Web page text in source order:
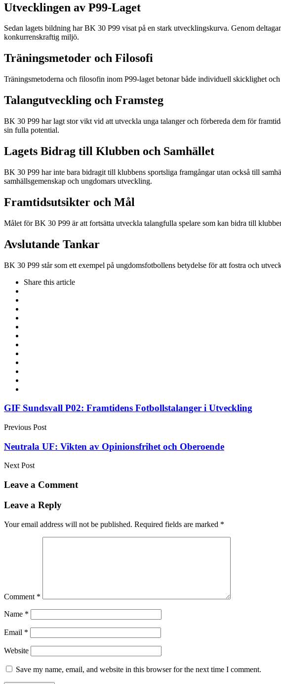
Utvecklingen av P99-Laget
Sedan lagets bildning har BK 30 P99 visat på en stark utvecklingskurva. Genom
konkurrenskraftig miljö.
Träningsmetoder och Filosofi
Träningsmetoderna och filosofin inom P99-laget betonar både individuell skicklighet
Talangutveckling och Framsteg
BK 30 P99 har lagt stor vikt vid att utveckla unga talanger och förbereda dem för
sin fulla potential.
Lagets Bidrag till Klubben och Samhället
BK 30 P99 har inte bara bidragit till klubbens sportsliga framgångar utan också till
samhällsgemenskap och ungdomars utveckling.
Framtidsutsikter och Mål
Målet för BK 30 P99 är att fortsätta utveckla talangfulla spelare som kan bidra till
Avslutande Tankar
BK 30 P99 står som ett exempel på ungdomsfotbollens betydelse för att fostra och
Share this article
Post
navigation
GIF Sundsvall P02: Framtidens Fotbollstalanger i Utveckling
Previous Post
Neutrala UF: Vikten av Opinionsfrihet och Oberoende
Next Post
Leave a Comment
Leave a Reply
Your email address will not be published. Required fields are marked *
Comment *
Name *
Email *
Website
Save my name, email, and website in this browser for the next time I comment.